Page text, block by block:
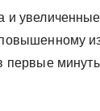
и
первые